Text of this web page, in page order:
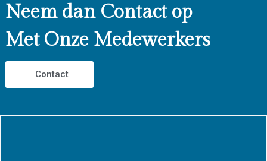
Neem dan Contact op
Met Onze Medewerkers
Contact